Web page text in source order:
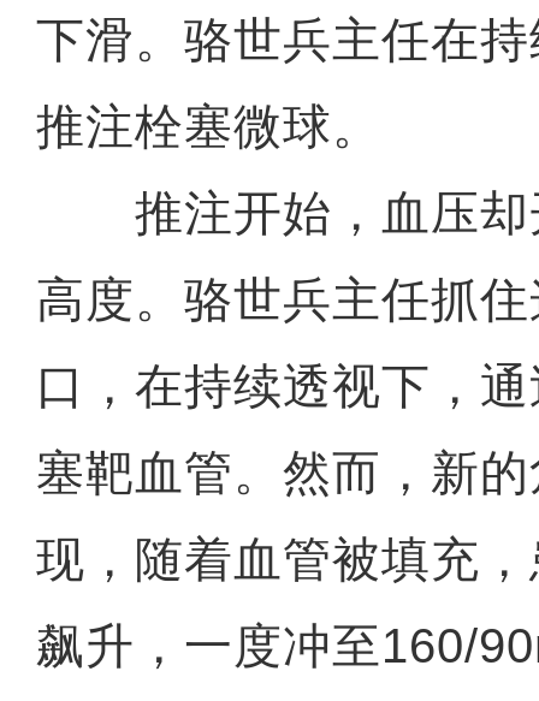
下滑。骆世兵主任在
推注栓塞微球。
推注开始，血压却
高度。骆世兵主任抓
口，在持续透视下，
塞靶血管。然而，新
现，随着血管被填充
飙升，一度冲至160/